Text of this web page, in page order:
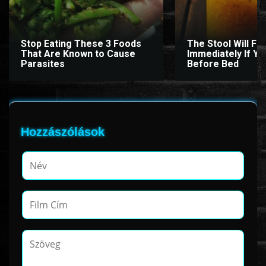
www.onlinefilmvilag2.eu,Copyright © 2017-2026 Az oldal nem tárol
semmilyen jogsértő tartalmat. Minden adat külső forrásból származik |
Stop Eating These 3 Foods
That Are Known to Cause
Parasites
The Stool Will Fly
Immediately If
Before Bed
Hozzászólások